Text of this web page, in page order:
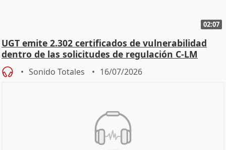
02:07
UGT emite 2.302 certificados de vulnerabilidad
dentro de las solicitudes de regulación C-LM
Sonido Totales 16/07/2026